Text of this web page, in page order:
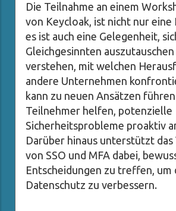
Die Teilnahme an einem
von Keycloak, ist nicht nur eine
es ist auch eine Gelegenheit,
Gleichgesinnten
verstehen, mit welchen
andere Unternehmen
kann zu neuen Ansätzen
Teilnehmer helfen, potenzielle
Sicherheitsprobleme proaktiv
Darüber hinaus unterstützt das
von SSO und MFA dabei,
Entscheidungen zu treffen, um
Datenschutz zu verbessern.